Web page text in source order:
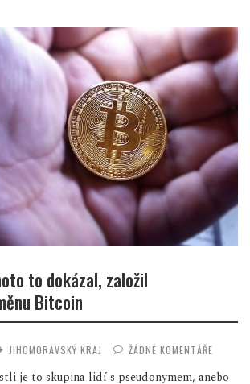
to dokázal, založil
Bitcoin
JIHOMORAVSKÝ KRAJ ŽÁDNÉ KOMENTÁŘE
je to skupina lidí s pseudonymem, anebo